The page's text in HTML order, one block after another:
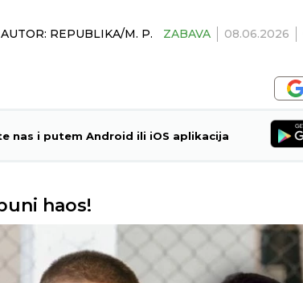
AUTOR: REPUBLIKA/M. P. ZABAVA 08.06.2026
nas i putem Android ili iOS aplikacija
haos!